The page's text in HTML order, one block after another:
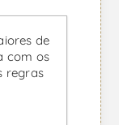
de
com os
regras